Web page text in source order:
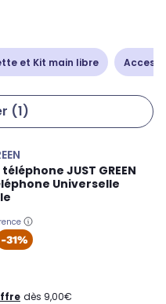
et Kit main libre
(1)
JUST GREEN
Universelle
-31%
dès 9,00€